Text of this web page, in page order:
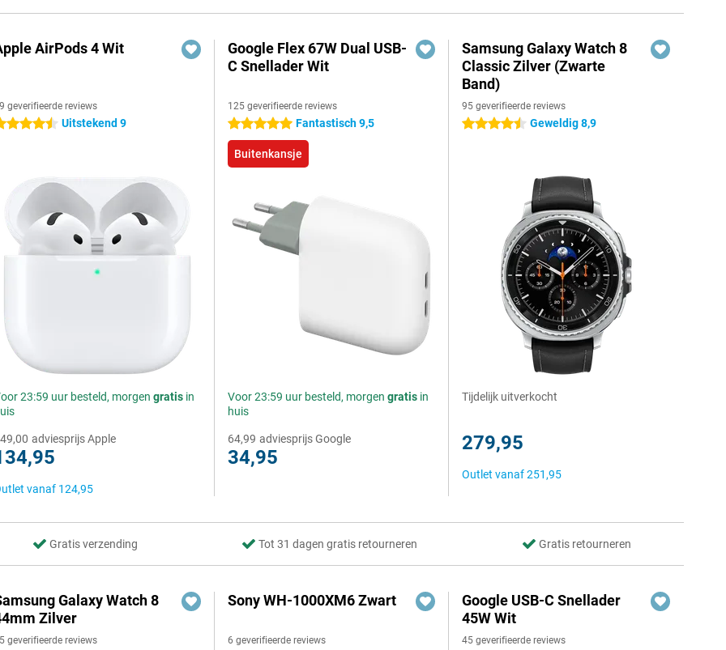
AirPods 4 Wit
geverifieerde reviews
sterren Uitstekend 9
23:59 uur besteld, morgen gratis in
adviesprijs Apple
vanaf 124,95
Google Flex 67W Dual USB-
C Snellader Wit
125 geverifieerde reviews
5 sterren Fantastisch 9,5
Buitenkansje
Voor 23:59 uur besteld, morgengratis in
huis
64,99 adviesprijs Google
34,95
Samsung Galaxy Watch 8
Classic Zilver (Zwarte
Band)
95 geverifieerde reviews
4.5 sterren Geweldig 8,9
Tijdelijk uitverkocht
279,95
Outlet vanaf251,95
Gratis verzending Tot 31 dagen gratis retourneren Gratis retourneren
Galaxy Watch 8
Zilver
geverifieerde reviews
Sony WH-1000XM6 Zwart
6 geverifieerde reviews
Google USB-C Snellader
45W Wit
45 geverifieerde reviews